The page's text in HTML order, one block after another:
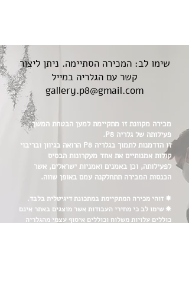
שימו לב: המכירה הסתיימה. ניתן ליצור
קשר עם הגלריה במייל
gallery.p8@gmail.com
מכירה מקוונת זו מתקיימת למען הבטחת המשך
פעילותה של גלריה P8.
זו הזדמנות לתמוך בגלריה P8 הרואה בגיוון ובריבוי
קולות אמנותיים את אחד מעקרונות הבסיס
לפעילותה, וכן באמנים ואמניות ישראלים, אשר
הכנסות המכירה תתחלקנה עמם באופן שווה.
✸ זוהי מכירה המתקיימת במתכונת דיגיטלית בלבד.
✸ שימו לב כי מחירי העבודות אשר מוצגים באתר אינם
כוללים עלויות משלוח וכוללים איסוף עצמי מהגלריה